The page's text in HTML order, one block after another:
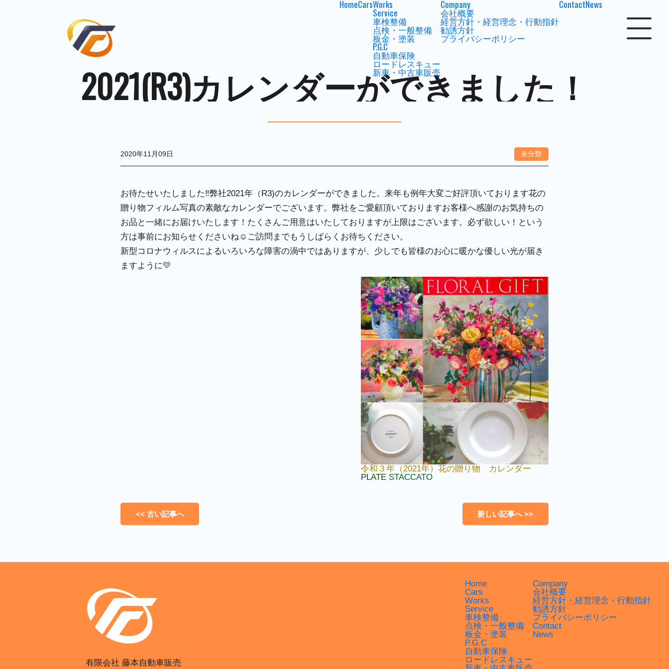
HomeCarsWorks
Service
車検整備
点検・一般整備
板金・塗装
P.G.C
自動車保険
ロードレスキュー
新車・中古車販売
Company
会社概要
経営方針・経営理念・行動指針
勧誘方針
プライバシーポリシー
ContactNews
2021(R3)カレンダーができました！
2020年11月09日 未分類
お待たせいたしました‼弊社2021年（R3)のカレンダーができました。来年も例年大変ご好評頂いております花の
贈り物フィルム写真の素敵なカレンダーでございます。弊社をご愛顧頂いておりますお客様へ感謝のお気持ちの
お品と一緒にお届けいたします！たくさんご用意はいたしておりますが上限はございます。必ず欲しい！という
方は事前にお知らせくださいね☺ご訪問までもうしばらくお待ちください。
新型コロナウィルスによるいろいろな障害の渦中ではありますが、少しでも皆様のお心に暖かな優しい光が届き
ますように💛
令和３年（2021年）花の贈り物 カレンダー
PLATE STACCATO
<< 古い記事へ 新しい記事へ >>
有限会社 藤本自動車販売
Home
Cars
Works
Service
車検整備
点検・一般整備
板金・塗装
P.G.C
自動車保険
ロードレスキュー
Company
会社概要
経営方針・経営理念・行動指針
勧誘方針
プライバシーポリシー
Contact
News